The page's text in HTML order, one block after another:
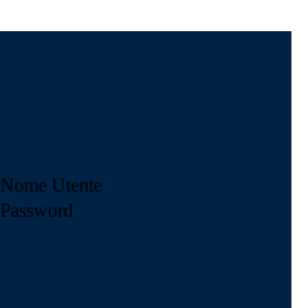
Nome Utente
Password